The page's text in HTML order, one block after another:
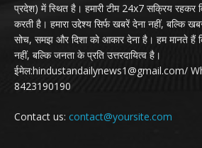
प्रदेश) में स्थित है। हमारी टीम 24x7 सक्रिय रहकर
करती है। हमारा उद्देश्य सिर्फ खबरें देना नहीं, बल्कि
सोच, समझ और दिशा को आकार देना है। हम मानते हैं
नहीं, बल्कि जनता के प्रति उत्तरदायित्व है।
ईमेल:hindustandailynews1@gmail.com/
8423190190
Contact us: contact@yoursite.com